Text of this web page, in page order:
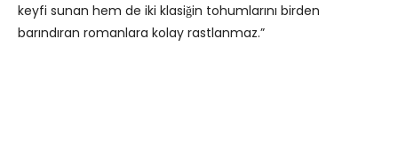
keyfi sunan hem de iki klasiğin tohumlarını birden
barındıran romanlara kolay rastlanmaz.”